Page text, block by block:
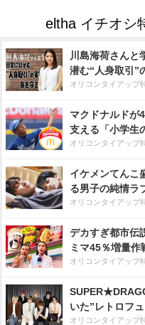
川島海荷さんと
潜む“人身取引”
オリコンタイアップ
マクドナルドが
支える「小学生
オリコンタイアップ
イケメンてんこ
る男子の純情ラ
オリコンタイアップ
デカすぎ都市伝
ミマ45％増量作
オリコンタイアップ
いた”レトロフ
オリコンタイアップ